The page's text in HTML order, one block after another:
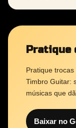
Pratique
Pratique
Timbro Guitar:
músicas que
Baixar no